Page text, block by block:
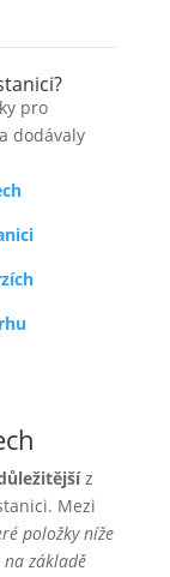
pro
dodávaly
z
Mezi
položky níže
základě